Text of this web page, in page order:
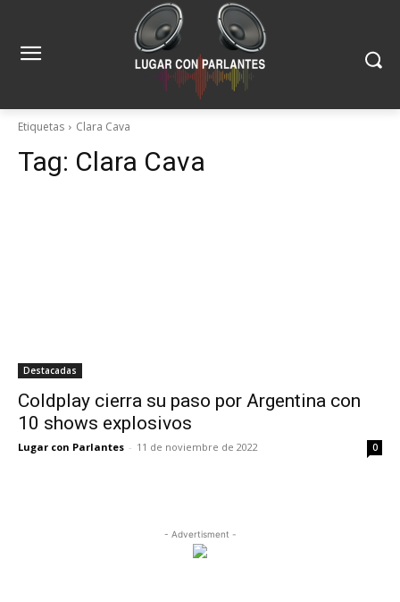
Etiquetas Clara Cava
Tag: Clara Cava
Destacadas
Coldplay cierra su paso por Argentina con
10 shows explosivos
Lugar con Parlantes - 11 de noviembre de 2022 0
- Advertisment -